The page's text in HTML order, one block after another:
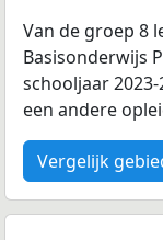
Van de groep 8
Basisonderwijs
schooljaar 2023-
een andere
Vergelijk